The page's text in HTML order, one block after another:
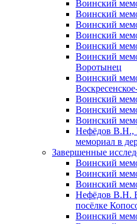
Воинский
Воинский
Воинский
Воинский
Воинский
Воинский
Воротынец
Воинский
Воинский
Воинский
Воинский
Нефёдов В.Н.,
мемориал в
Завершенные
Воинский
Воинский
Воинский
Нефёдов В.Н.
посёлке
Воинский